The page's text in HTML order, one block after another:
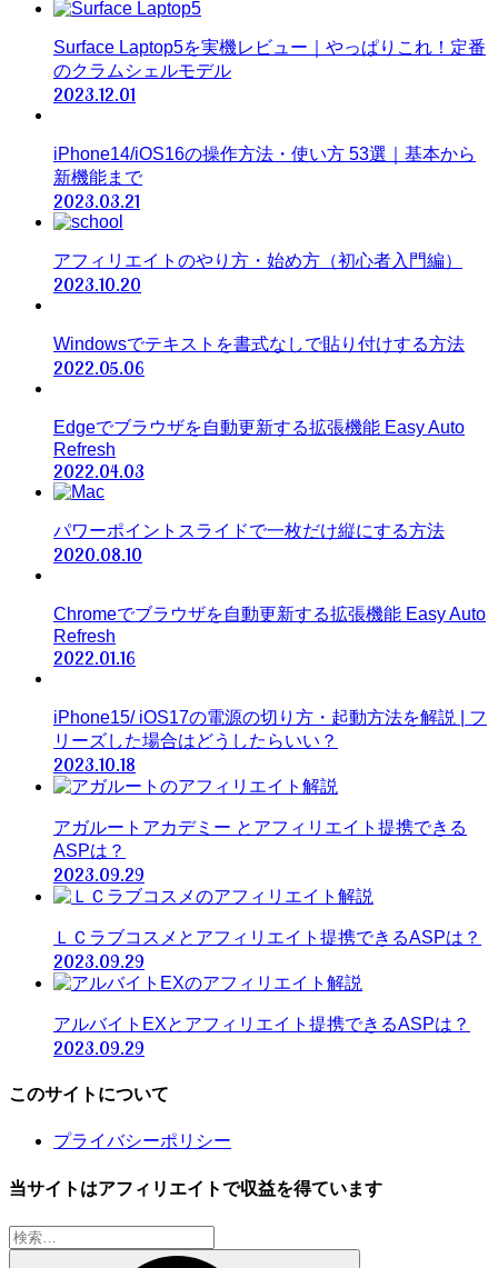
Surface Laptop5を実機レビュー｜やっぱりこれ！定番
のクラムシェルモデル
2023.12.01
iPhone14/iOS16の操作方法・使い方 53選｜基本から
新機能まで
2023.03.21
アフィリエイトのやり方・始め方（初心者入門編）
2023.10.20
Windowsでテキストを書式なしで貼り付けする方法
2022.05.06
Edgeでブラウザを自動更新する拡張機能 Easy Auto
Refresh
2022.04.03
パワーポイントスライドで一枚だけ縦にする方法
2020.08.10
Chromeでブラウザを自動更新する拡張機能 Easy Auto
Refresh
2022.01.16
iPhone15/ iOS17の電源の切り方・起動方法を解説 | フ
リーズした場合はどうしたらいい？
2023.10.18
アガルートアカデミー とアフィリエイト提携できる
ASPは？
2023.09.29
ＬＣラブコスメとアフィリエイト提携できるASPは？
2023.09.29
アルバイトEXとアフィリエイト提携できるASPは？
2023.09.29
このサイトについて
プライバシーポリシー
当サイトはアフィリエイトで収益を得ています
検
索: